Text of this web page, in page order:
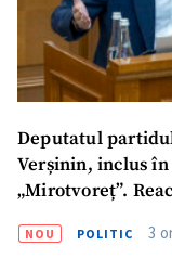
Deputatul
Verșinin, inclus
„Mirotvoreț”.
NOU POLITIC 3